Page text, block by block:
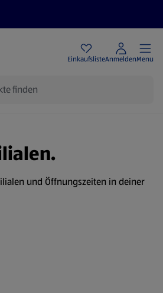
EinkaufslisteAnmeldenMenu
und Öffnungszeiten in deiner